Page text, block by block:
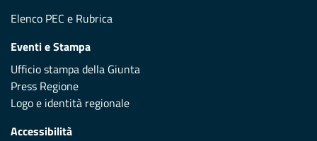
Elenco PEC e Rubrica
Eventi e Stampa
Ufficio stampa della Giunta
Press Regione
Logo e identità regionale
Accessibilità